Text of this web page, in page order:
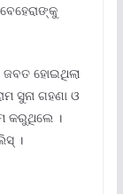
ଜବତ ହୋଇଥିଲା
ସୁନା ଗହଣା ଓ
କରୁଥିଲେ ।
।